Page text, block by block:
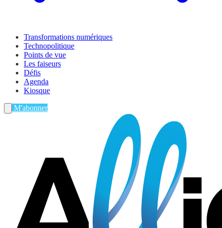
Transformations numériques
Technopolitique
Points de vue
Les faiseurs
Défis
Agenda
Kiosque
M'abonner